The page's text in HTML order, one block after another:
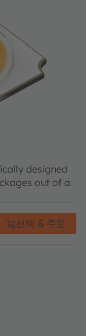
designed
out of a
선택 & 주문